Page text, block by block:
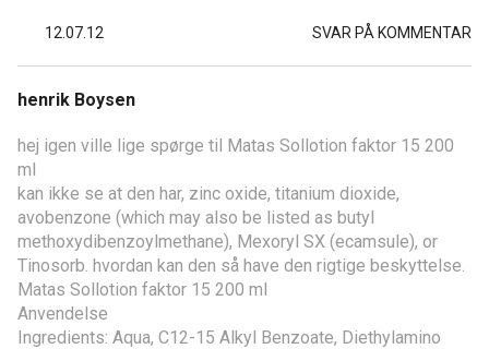
12.07.12 SVAR PÅ KOMMENTAR
henrik Boysen
hej igen ville lige spørge til Matas Sollotion faktor 15 200
ml
kan ikke se at den har, zinc oxide, titanium dioxide,
avobenzone (which may also be listed as butyl
methoxydibenzoylmethane), Mexoryl SX (ecamsule), or
Tinosorb. hvordan kan den så have den rigtige beskyttelse.
Matas Sollotion faktor 15 200 ml
Anvendelse
Ingredients: Aqua, C12-15 Alkyl Benzoate, Diethylamino